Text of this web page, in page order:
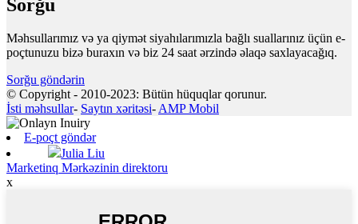
Sorğu
Məhsullarımız və ya qiymət siyahılarımızla bağlı suallarınız üçün e-
poçtunuzu bizə buraxın və biz 24 saat ərzində əlaqə saxlayacağıq.
Sorğu göndərin
© Copyright - 2010-2023: Bütün hüquqlar qorunur.
İsti məhsullar- Saytın xəritəsi-AMP Mobil
E-poçt göndər
Julia Liu
Marketinq Mərkəzinin direktoru
x